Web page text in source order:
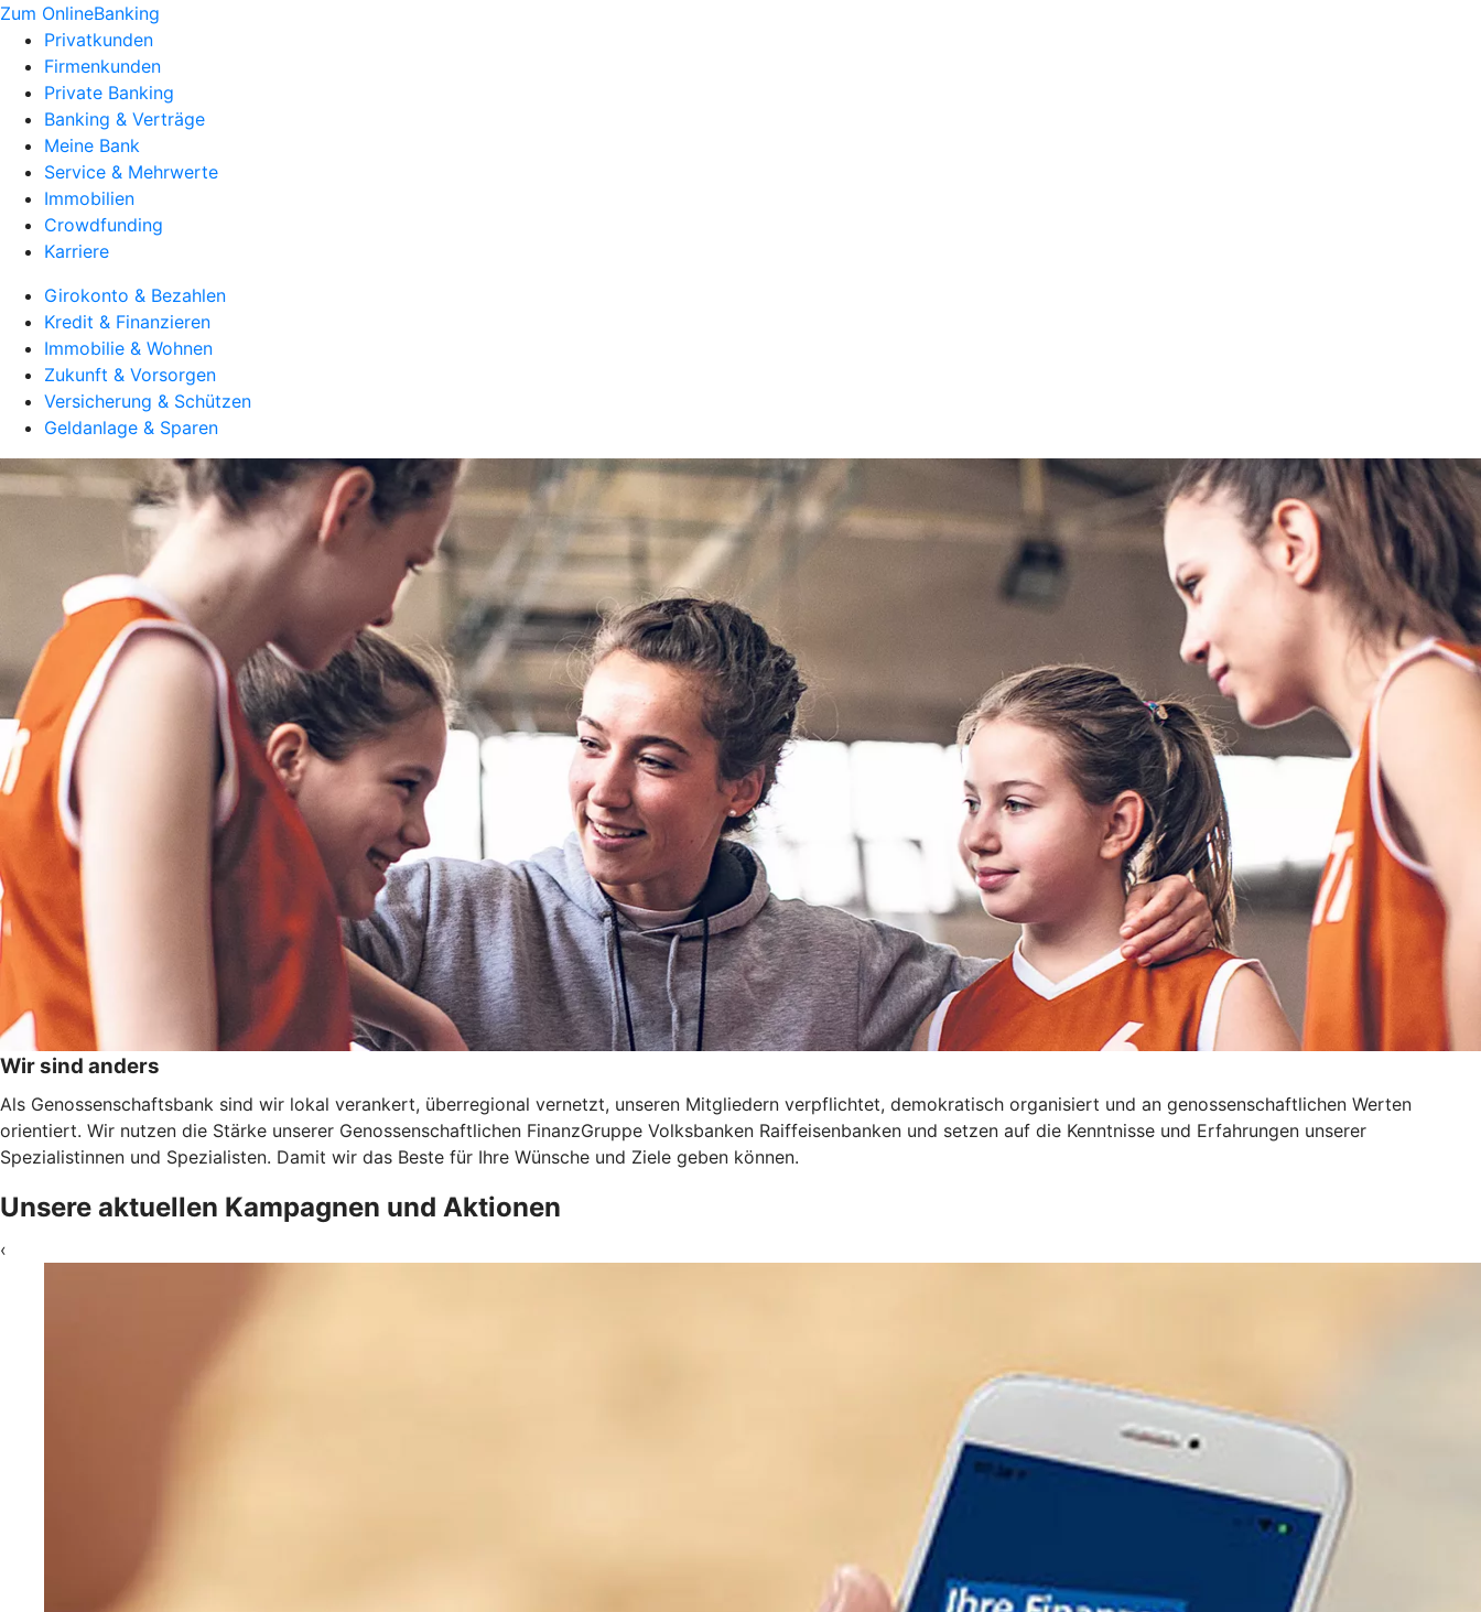
Zum OnlineBanking
Privatkunden
Firmenkunden
Private Banking
Banking & Verträge
Meine Bank
Service & Mehrwerte
Immobilien
Crowdfunding
Karriere
Girokonto & Bezahlen
Kredit & Finanzieren
Immobilie & Wohnen
Zukunft & Vorsorgen
Versicherung & Schützen
Geldanlage & Sparen
Wir sind anders
Als Genossenschaftsbank sind wir lokal verankert, überregional vernetzt, unseren Mitgliedern verpflichtet, demokratisch organisiert und an genossenschaftlichen Werten
orientiert. Wir nutzen die Stärke unserer Genossenschaftlichen FinanzGruppe Volksbanken Raiffeisenbanken und setzen auf die Kenntnisse und Erfahrungen unserer
Spezialistinnen und Spezialisten. Damit wir das Beste für Ihre Wünsche und Ziele geben können.
Unsere aktuellen Kampagnen und Aktionen
‹